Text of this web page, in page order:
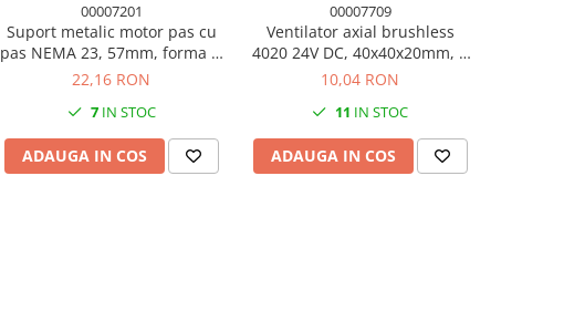
00007201
Suport metalic motor pas cu
pas NEMA 23, 57mm, forma L,
suruburi incluse
22,16 RON
7IN STOC
ADAUGA IN COS
00007709
Ventilator axial brushless
4020 24V DC, 40x40x20mm, 2
pini
10,04 RON
11 IN STOC
ADAUGA IN COS